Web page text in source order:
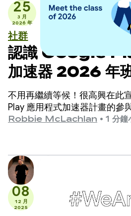
25
3 月
2026 年
社群
認識 Google
加速器 2026 年
不用再繼續等候！很高興在此
Play 應用程式加速器計畫的參
Robbie McLachlan • 1 分鐘
08
12 月
2025